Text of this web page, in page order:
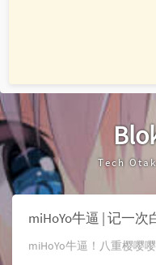
Tech
miHoYo牛逼 | 记一次
miHoYo牛逼！八重樱嘤